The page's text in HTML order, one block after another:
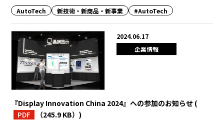
AutoTech 新技術・新商品・新事業 #AutoTech
2024.06.17
企業情報
『Display Innovation China 2024』への参加のお知らせ (
PDF
（245.9 KB）)